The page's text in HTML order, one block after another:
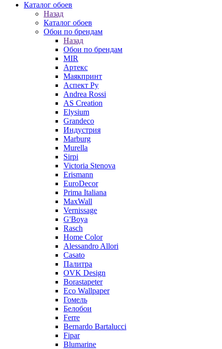
Каталог обоев
Назад
Каталог обоев
Обои по брендам
Назад
Обои по брендам
MIR
Артекс
Маякпринт
Аспект Ру
Andrea Rossi
AS Creation
Elysium
Grandeco
Индустрия
Marburg
Murella
Sirpi
Victoria Stenova
Erismann
EuroDecor
Prima Italiana
MaxWall
Vernissage
G'Boya
Rasch
Home Color
Alessandro Allori
Casato
Палитра
OVK Design
Borastapeter
Eco Wallpaper
Гомель
Белобои
Ferre
Bernardo Bartalucci
Fipar
Blumarine